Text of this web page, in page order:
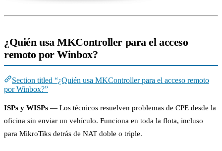
¿Quién usa MKController para el acceso
remoto por Winbox?
Section titled “¿Quién usa MKController para el acceso remoto
por Winbox?”
ISPs y WISPs — Los técnicos resuelven problemas de CPE desde la
oficina sin enviar un vehículo. Funciona en toda la flota, incluso
para MikroTiks detrás de NAT doble o triple.